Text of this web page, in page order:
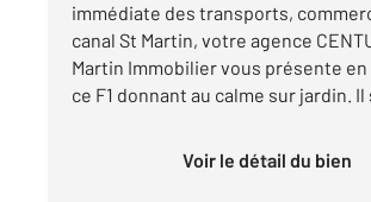
immédiate des transports,
canal St Martin, votre agence
Martin Immobilier vous présente
ce F1 donnant au calme sur jardin. Il
Voir le détail du bien